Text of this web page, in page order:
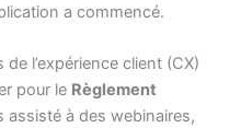
a commencé.
l’expérience client (CX)
pour le Règlement
assisté à des webinaires,